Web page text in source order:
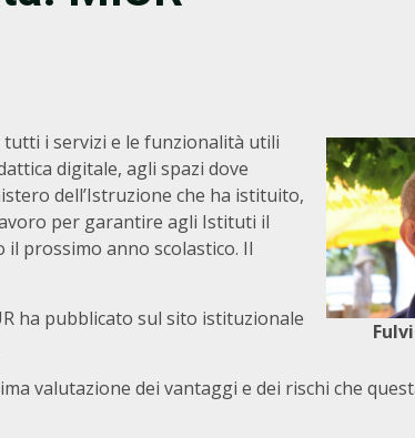
i servizi e le funzionalità utili
digitale, agli spazi dove
dell’Istruzione che ha istituito,
per garantire agli Istituti il
prossimo anno scolastico. Il
ha pubblicato sul sito istituzionale
valutazione dei vantaggi e dei rischi che